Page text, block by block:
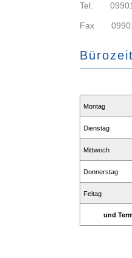
Tel.
Fax
Montag
Dienstag
Mittwoch
Donnerstag
Feitag
und